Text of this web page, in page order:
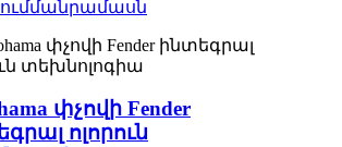
մանրամասն
փչովի Fender
ոլորուն